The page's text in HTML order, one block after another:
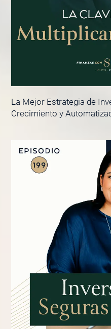
La Mejor Estrategia de
Crecimiento y